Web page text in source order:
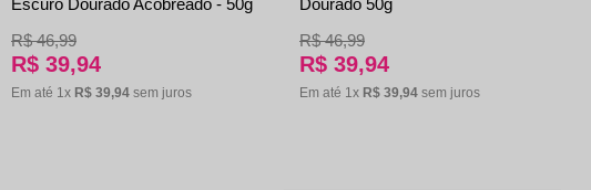
Escuro Dourado Acobreado - 50g
R$ 46,99
R$ 39,94
Em até 1x R$ 39,94 sem juros
Dourado 50g
R$ 46,99
R$ 39,94
Em até 1x R$ 39,94 sem juros